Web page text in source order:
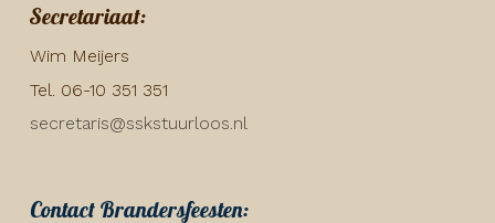
Secretariaat:
Wim Meijers
Tel. 06-10 351 351
secretaris@sskstuurloos.nl
Contact Brandersfeesten: